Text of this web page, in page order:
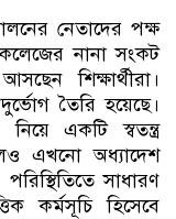
নেতাদের পক্ষ
নানা সংকট
শিক্ষার্থীরা।
তৈরি হয়েছে।
একটি স্বতন্ত্র
এখনো অধ্যাদেশ
সাধারণ
কর্মসূচি হিসেবে